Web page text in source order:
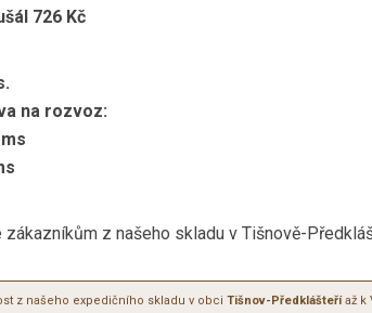
726 Kč
na rozvoz:
z našeho skladu v Tišnově-
z našeho expedičního skladu v obci Tišnov-Předklášteříaž k